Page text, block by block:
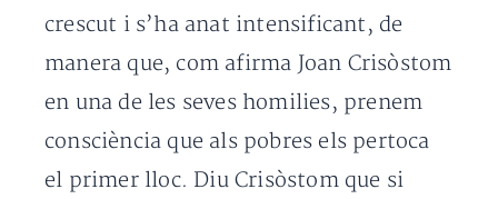
crescut i s’ha anat intensificant, de
manera que, com afirma Joan Crisòstom
en una de les seves homilies, prenem
consciència que als pobres els pertoca
el primer lloc. Diu Crisòstom que si